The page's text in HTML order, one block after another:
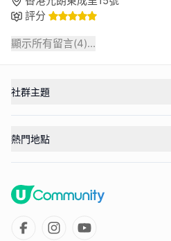
評分
顯示所有留言(4)...
社群主題
熱門地點